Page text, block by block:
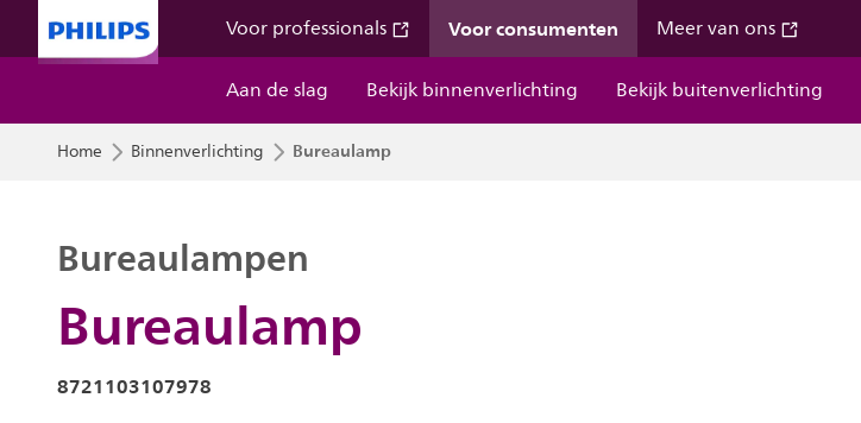
Voor professionals Voor consumenten Meer van ons
Aan de slag
Bekijk binnenverlichting Bekijk buitenverlichting
Home Binnenverlichting Bureaulamp
Bureaulamp
Bureaulampen
8721103107978